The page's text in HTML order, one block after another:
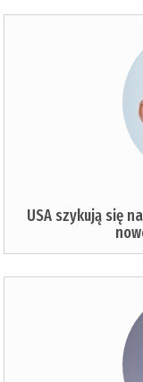
USA szykują się